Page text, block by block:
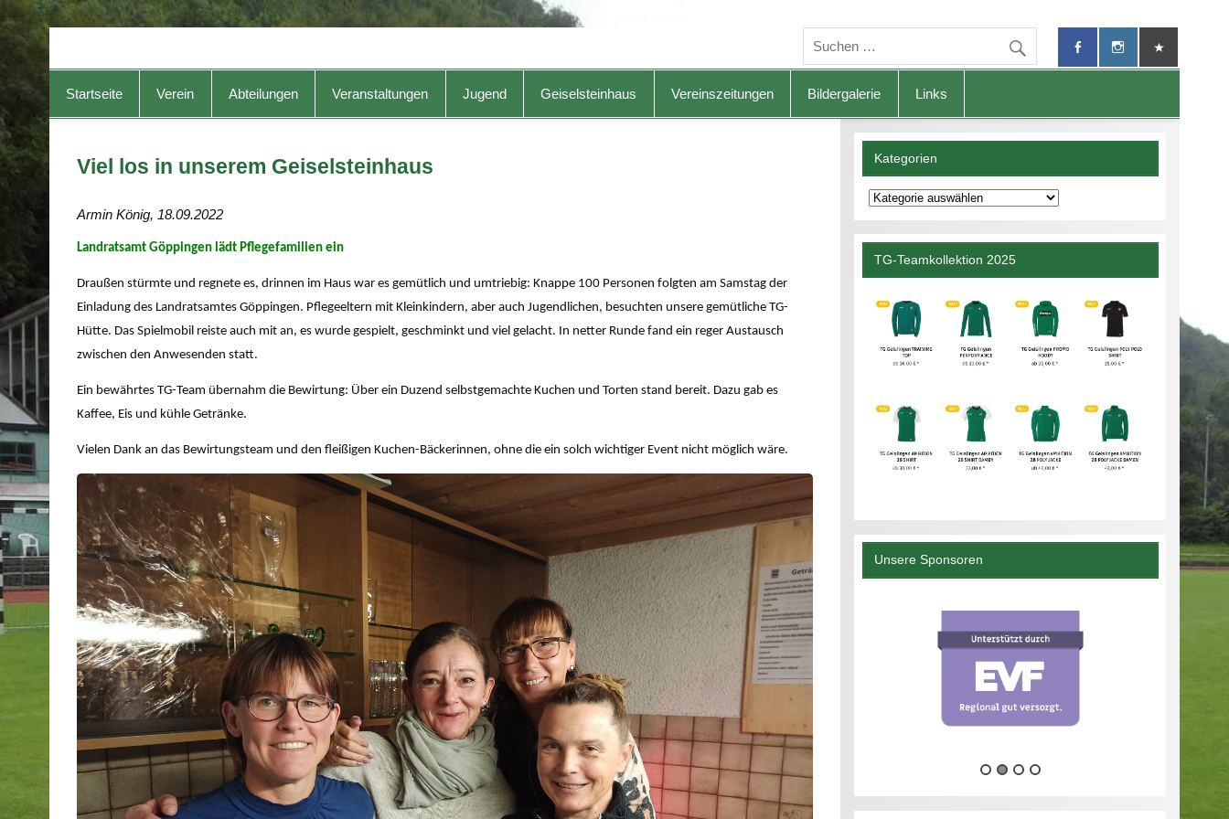
TG-Geislingen e. V.
Startseite Verein Abteilungen Veranstaltungen Jugend Geiselsteinhaus Vereinszeitungen Bildergalerie Links
Viel los in unserem Geiselsteinhaus
Armin König, 18.09.2022
Landratsamt Göppingen lädt Pflegefamilien ein
Draußen stürmte und regnete es, drinnen im Haus war es gemütlich und umtriebig: Knappe 100 Personen folgten am Samstag der
Einladung des Landratsamtes Göppingen. Pflegeeltern mit Kleinkindern, aber auch Jugendlichen, besuchten unsere gemütliche TG-
Hütte. Das Spielmobil reiste auch mit an, es wurde gespielt, geschminkt und viel gelacht. In netter Runde fand ein reger Austausch
zwischen den Anwesenden statt.
Ein bewährtes TG-Team übernahm die Bewirtung: Über ein Duzend selbstgemachte Kuchen und Torten stand bereit. Dazu gab es
Kaffee, Eis und kühle Getränke.
Vielen Dank an das Bewirtungsteam und den fleißigen Kuchen-Bäckerinnen, ohne die ein solch wichtiger Event nicht möglich wäre.
Kategorien
Kategorien
TG-Teamkollektion 2025
Unsere Sponsoren